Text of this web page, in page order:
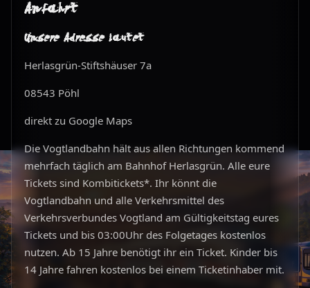
Anfahrt
Unsere Adresse lautet
Herlasgrün-Stiftshäuser 7a
08543 Pöhl
direkt zu Google Maps
Die Vogtlandbahn hält aus allen Richtungen kommend
mehrfach täglich am Bahnhof Herlasgrün. Alle eure
Tickets sind Kombitickets*. Ihr könnt die
Vogtlandbahn und alle Verkehrsmittel des
Verkehrsverbundes Vogtland am Gültigkeitstag eures
Tickets und bis 03:00Uhr des Folgetages kostenlos
nutzen. Ab 15 Jahre benötigt ihr ein Ticket. Kinder bis
14 Jahre fahren kostenlos bei einem Ticketinhaber mit.